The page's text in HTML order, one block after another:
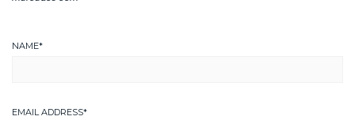
NAME*
EMAIL ADDRESS*